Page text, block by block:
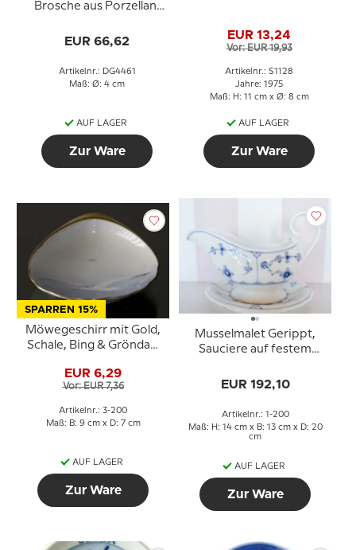
Brosche aus Porzellan,
200 Jahre
EUR 66,62
Artikelnr.: DG4461
Maß: Ø: 4 cm
AUF LAGER
Zur Ware
EUR 13,24
Vor: EUR 19,93
Artikelnr.: S1128
Jahre: 1975
Maß: H: 11 cm x Ø: 8 cm
AUF LAGER
Zur Ware
SPARREN 15%
Möwegeschirr mit Gold,
Schale, Bing & Gröndahl
EUR 6,29
Vor: EUR 7,36
Artikelnr.: 3-200
Maß: B: 9 cm x D: 7 cm
AUF LAGER
Zur Ware
Musselmalet Gerippt,
Sauciere auf festem
Copenhagen Nr. 200
EUR 192,10
Artikelnr.: 1-200
Maß: H: 14 cm x B: 13 cm x D: 20
cm
AUF LAGER
Zur Ware